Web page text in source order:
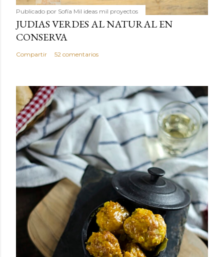
Publicado por Sofía Mil ideas mil proyectos
JUDIAS VERDES AL NATURAL EN
CONSERVA
Compartir 52 comentarios